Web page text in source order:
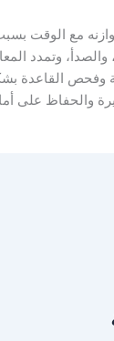
مع الوقت
والصدأ، وتمدد
وفحص القاعدة
والحفاظ على